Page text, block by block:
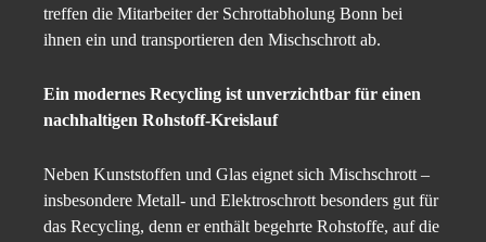
treffen die Mitarbeiter der Schrottabholung Bonn bei
ihnen ein und transportieren den Mischschrott ab.
Ein modernes Recycling ist unverzichtbar für einen
nachhaltigen Rohstoff-Kreislauf
Neben Kunststoffen und Glas eignet sich Mischschrott –
insbesondere Metall- und Elektroschrott besonders gut für
das Recycling, denn er enthält begehrte Rohstoffe, auf die